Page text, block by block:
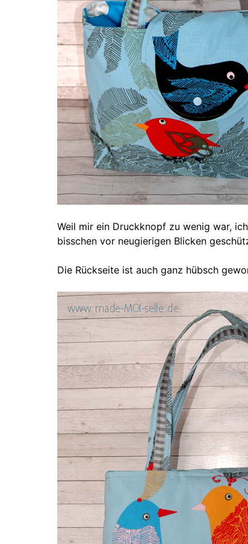
Weil mir ein Druckknopf zu wenig war,
bisschen vor neugierigen Blicken
Die Rückseite ist auch ganz hübsch